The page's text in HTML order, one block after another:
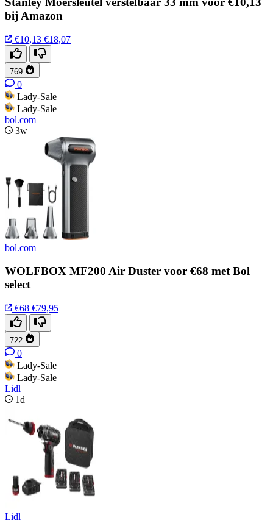
bij Amazon
€10,13 €18,07
769
0
Lady-Sale
Lady-Sale
bol.com
3w
bol.com
WOLFBOX MF200 Air Duster voor €68 met Bol
select
€68 €79,95
722
0
Lady-Sale
Lady-Sale
Lidl
1d
Lidl